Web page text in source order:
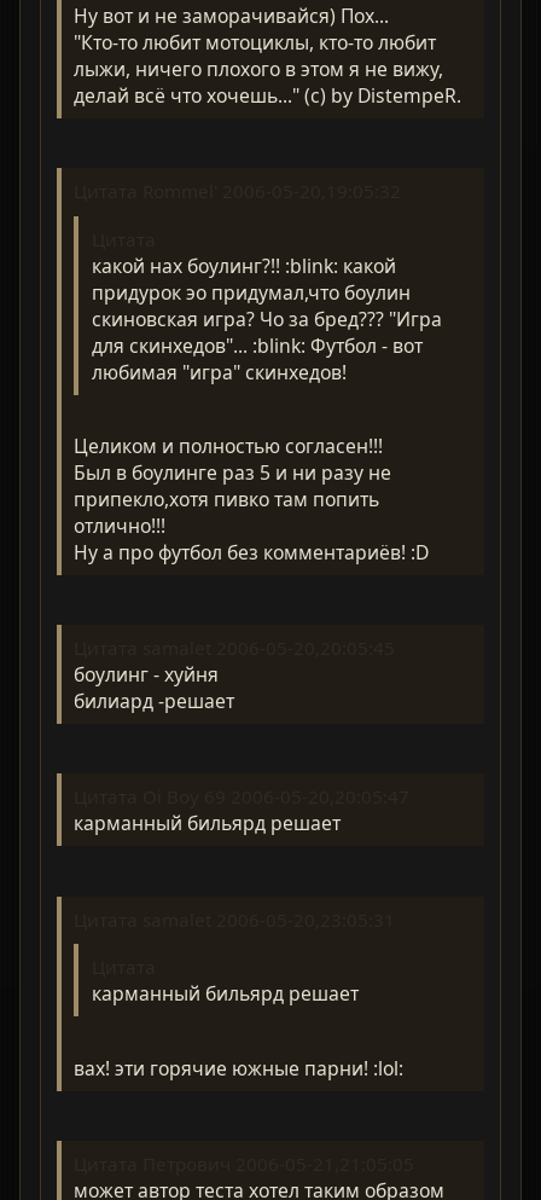
Ну вот и не заморачивайся) Пох...
"Кто-то любит мотоциклы, кто-то любит
лыжи, ничего плохого в этом я не вижу,
делай всё что хочешь..." (с) by DistempeR.
какой нах боулинг?!! :blink: какой
придурок эо придумал,что боулин
скиновская игра? Чо за бред??? "Игра
для скинхедов"... :blink: Футбол - вот
любимая "игра" скинхедов!
Целиком и полностью согласен!!!
Был в боулинге раз 5 и ни разу не
припекло,хотя пивко там попить
отлично!!!
Ну а про футбол без комментариёв! :D
боулинг - хуйня
билиард -решает
карманный бильярд решает
карманный бильярд решает
вах! эти горячие южные парни! :lol:
может автор теста хотел таким образом